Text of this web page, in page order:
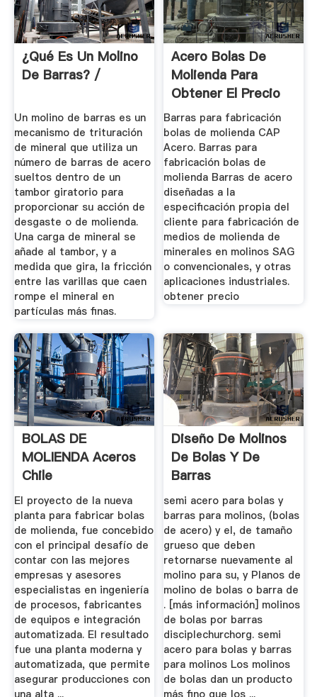
¿Qué Es Un Molino
De Barras? /
Un molino de barras es un
mecanismo de trituración
de mineral que utiliza un
número de barras de acero
sueltos dentro de un
tambor giratorio para
proporcionar su acción de
desgaste o de molienda.
Una carga de mineral se
añade al tambor, y a
medida que gira, la fricción
entre las varillas que caen
rompe el mineral en
partículas más finas.
Acero Bolas De
Molienda Para
Obtener El Precio
Molino De Bolas
Barras para fabricación
bolas de molienda CAP
Acero. Barras para
fabricación bolas de
molienda Barras de acero
diseñadas a la
especificación propia del
cliente para fabricación de
medios de molienda de
minerales en molinos SAG
o convencionales, y otras
aplicaciones industriales.
obtener precio
BOLAS DE
MOLIENDA Aceros
Chile
El proyecto de la nueva
planta para fabricar bolas
de molienda, fue concebido
con el principal desafío de
contar con las mejores
empresas y asesores
especialistas en ingeniería
de procesos, fabricantes
de equipos e integración
automatizada. El resultado
fue una planta moderna y
automatizada, que permite
asegurar producciones con
una alta ...
Diseño De Molinos
De Bolas Y De
Barras
semi acero para bolas y
barras para molinos, (bolas
de acero) y el, de tamaño
grueso que deben
retornarse nuevamente al
molino para su, y Planos de
molino de bolas o barra de
. [más información] molinos
de bolas por barras
disciplechurchorg. semi
acero para bolas y barras
para molinos Los molinos
de bolas dan un producto
más fino que los ...